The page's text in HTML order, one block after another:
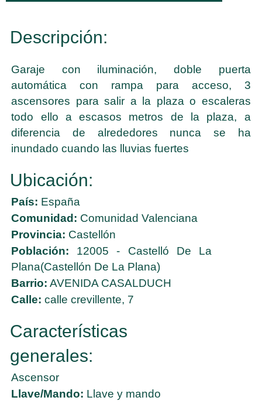
Descripción:
Garaje con iluminación, doble puerta
automática con rampa para acceso, 3
ascensores para salir a la plaza o escaleras
todo ello a escasos metros de la plaza, a
diferencia de alrededores nunca se ha
inundado cuando las lluvias fuertes
Ubicación:
País: España
Comunidad: Comunidad Valenciana
Provincia: Castellón
Población: 12005 - Castelló De La
Plana(Castellón De La Plana)
Barrio: AVENIDA CASALDUCH
Calle: calle crevillente, 7
Características
generales:
Ascensor
Llave/Mando: Llave y mando